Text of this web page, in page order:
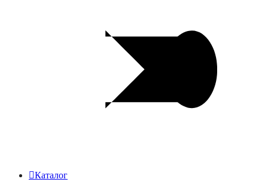
Каталог